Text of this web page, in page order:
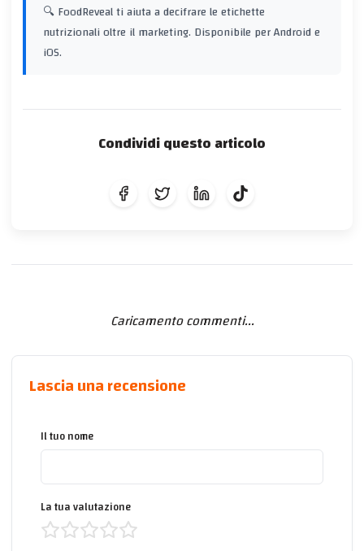
🔍 FoodReveal ti aiuta a decifrare le etichette
nutrizionali oltre il marketing. Disponibile per Android e
iOS.
Condividi questo articolo
Caricamento commenti...
Lascia una recensione
Il tuo nome
La tua valutazione